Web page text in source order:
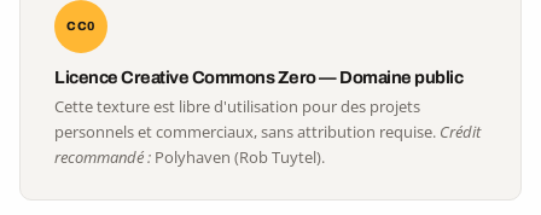
CC0
Licence Creative Commons Zero — Domaine public
Cette texture est libre d'utilisation pour des projets
personnels et commerciaux, sans attribution requise. Crédit
recommandé : Polyhaven (Rob Tuytel).